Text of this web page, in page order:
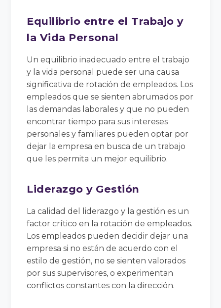
Equilibrio entre el Trabajo y
la Vida Personal
Un equilibrio inadecuado entre el trabajo
y la vida personal puede ser una causa
significativa de rotación de empleados. Los
empleados que se sienten abrumados por
las demandas laborales y que no pueden
encontrar tiempo para sus intereses
personales y familiares pueden optar por
dejar la empresa en busca de un trabajo
que les permita un mejor equilibrio.
Liderazgo y Gestión
La calidad del liderazgo y la gestión es un
factor crítico en la rotación de empleados.
Los empleados pueden decidir dejar una
empresa si no están de acuerdo con el
estilo de gestión, no se sienten valorados
por sus supervisores, o experimentan
conflictos constantes con la dirección.